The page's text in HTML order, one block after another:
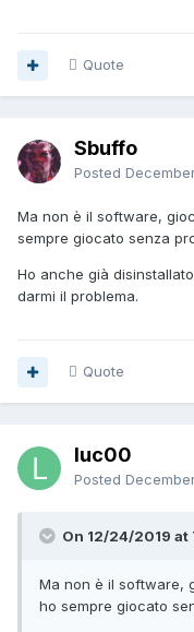
Quote
Sbuffo
Posted
Ma non è il software,
sempre giocato senza
Ho anche già
darmi il problema.
Quote
luc00
Posted
On 12/24/2019 at
Ma non è il software,
ho sempre giocato